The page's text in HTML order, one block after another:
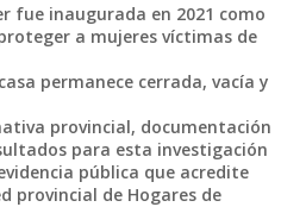
fue inaugurada en 2021 como
a mujeres víctimas de
permanece cerrada, vacía y
provincial, documentación
para esta investigación
pública que acredite
provincial de Hogares de